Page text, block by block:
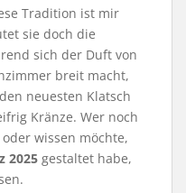
Tradition ist mir
sie doch die
sich der Duft von
breit macht,
neuesten Klatsch
Kränze. Wer noch
wissen möchte,
2025 gestaltet habe,